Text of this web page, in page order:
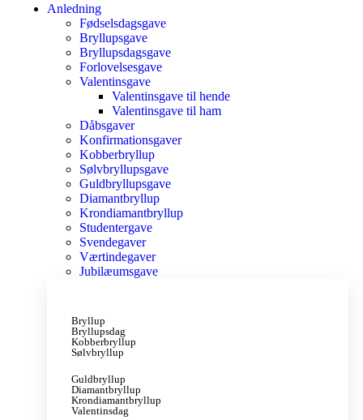
Anledning
Fødselsdagsgave
Bryllupsgave
Bryllupsdagsgave
Forlovelsesgave
Valentinsgave
Valentinsgave til hende
Valentinsgave til ham
Dåbsgaver
Konfirmationsgaver
Kobberbryllup
Sølvbryllupsgave
Guldbryllupsgave
Diamantbryllup
Krondiamantbryllup
Studentergave
Svendegaver
Værtindegaver
Jubilæumsgave
Bryllup
Bryllupsdag
Kobberbryllup
Sølvbryllup
Guldbryllup
Diamantbryllup
Krondiamantbryllup
Valentinsdag